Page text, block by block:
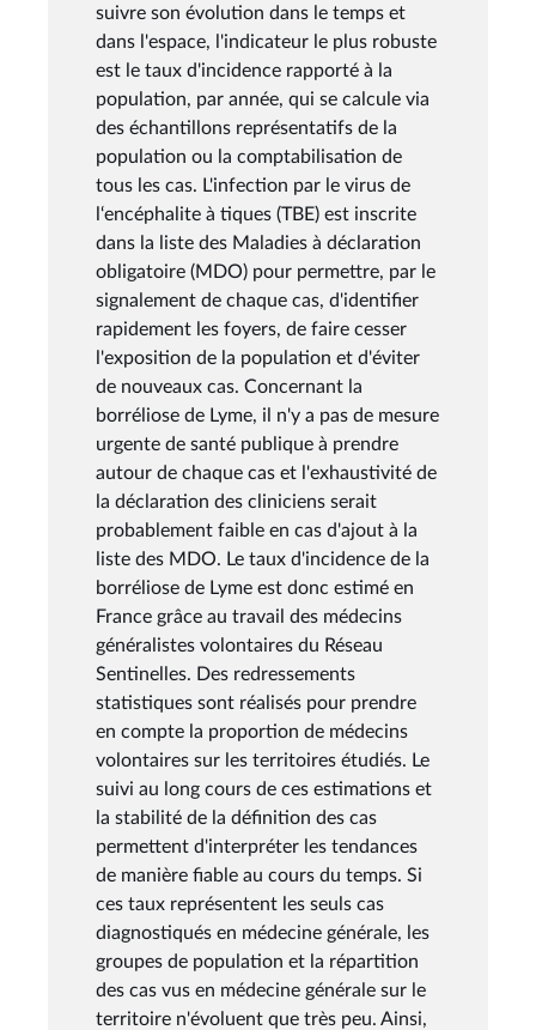
suivre son évolution dans le temps et
dans l'espace, l'indicateur le plus robuste
est le taux d'incidence rapporté à la
population, par année, qui se calcule via
des échantillons représentatifs de la
population ou la comptabilisation de
tous les cas. L'infection par le virus de
l‘encéphalite à tiques (TBE) est inscrite
dans la liste des Maladies à déclaration
obligatoire (MDO) pour permettre, par le
signalement de chaque cas, d'identifier
rapidement les foyers, de faire cesser
l'exposition de la population et d'éviter
de nouveaux cas. Concernant la
borréliose de Lyme, il n'y a pas de mesure
urgente de santé publique à prendre
autour de chaque cas et l'exhaustivité de
la déclaration des cliniciens serait
probablement faible en cas d'ajout à la
liste des MDO. Le taux d'incidence de la
borréliose de Lyme est donc estimé en
France grâce au travail des médecins
généralistes volontaires du Réseau
Sentinelles. Des redressements
statistiques sont réalisés pour prendre
en compte la proportion de médecins
volontaires sur les territoires étudiés. Le
suivi au long cours de ces estimations et
la stabilité de la définition des cas
permettent d'interpréter les tendances
de manière fiable au cours du temps. Si
ces taux représentent les seuls cas
diagnostiqués en médecine générale, les
groupes de population et la répartition
des cas vus en médecine générale sur le
territoire n'évoluent que très peu. Ainsi,